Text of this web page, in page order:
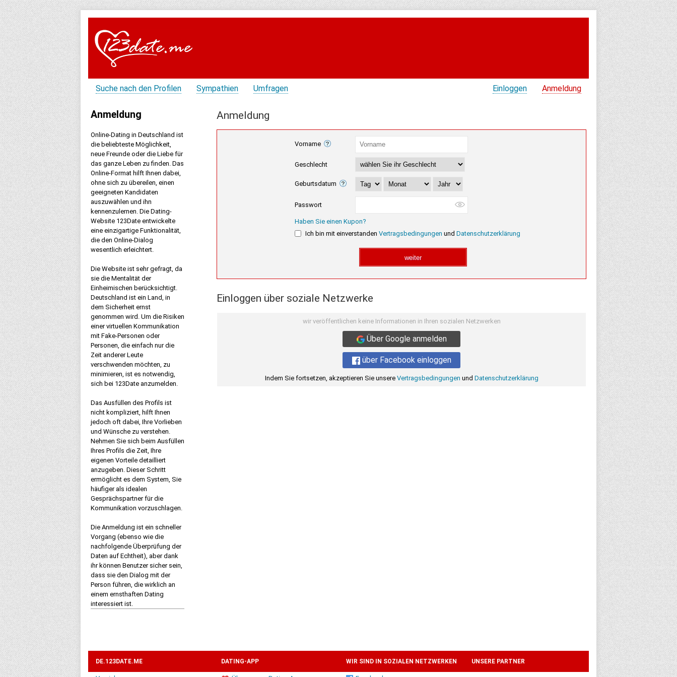
Suche nach den Profilen Sympathien Umfragen Anmeldung
Einloggen
Anmeldung
Online-Dating in Deutschland ist
die beliebteste Möglichkeit,
neue Freunde oder die Liebe für
das ganze Leben zu finden. Das
Online-Format hilft Ihnen dabei,
ohne sich zu übereilen, einen
geeigneten Kandidaten
auszuwählen und ihn
kennenzulernen. Die Dating-
Website 123Date entwickelte
eine einzigartige Funktionalität,
die den Online-Dialog
wesentlich erleichtert.
Die Website ist sehr gefragt, da
sie die Mentalität der
Einheimischen berücksichtigt.
Deutschland ist ein Land, in
dem Sicherheit ernst
genommen wird. Um die Risiken
einer virtuellen Kommunikation
mit Fake-Personen oder
Personen, die einfach nur die
Zeit anderer Leute
verschwenden möchten, zu
minimieren, ist es notwendig,
sich bei 123Date anzumelden.
Das Ausfüllen des Profils ist
nicht kompliziert, hilft Ihnen
jedoch oft dabei, Ihre Vorlieben
und Wünsche zu verstehen.
Nehmen Sie sich beim Ausfüllen
Ihres Profils die Zeit, Ihre
eigenen Vorteile detailliert
anzugeben. Dieser Schritt
ermöglicht es dem System, Sie
häufiger als idealen
Gesprächspartner für die
Kommunikation vorzuschlagen.
Die Anmeldung ist ein schneller
Vorgang (ebenso wie die
nachfolgende Überprüfung der
Daten auf Echtheit), aber dank
ihr können Benutzer sicher sein,
dass sie den Dialog mit der
Person führen, die wirklich an
einem ernsthaften Dating
interessiert ist.
Anmeldung
Vorname
Geschlecht
Geburtsdatum
Passwort
Haben Sie einen Kupon?
Ich bin mit einverstandenVertragsbedingungen undDatenschutzerklärung
Einloggen über soziale Netzwerke
wir veröffentlichen keine Informationen in Ihren sozialen Netzwerken
Über Google anmelden
über Facebook einloggen
Indem Sie fortsetzen, akzeptieren Sie unsere Vertragsbedingungen und Datenschutzerklärung
DE.123DATE.ME DATING-APP WIR SIND IN SOZIALEN NETZWERKEN UNSERE PARTNER